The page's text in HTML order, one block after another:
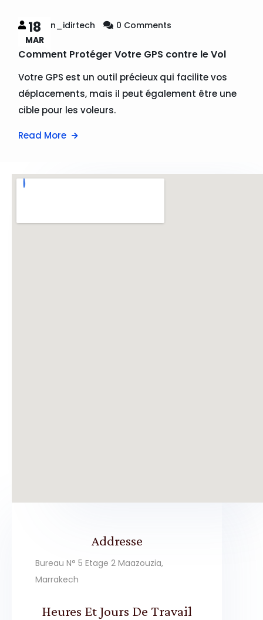
18
MAR
Admin_idirtech 0 Comments
Comment Protéger Votre GPS contre le Vol
Votre GPS est un outil précieux qui facilite vos
déplacements, mais il peut également être une
cible pour les voleurs.
Read More
Addresse
Bureau N° 5 Etage 2 Maazouzia,
Marrakech
Heures Et Jours De Travail